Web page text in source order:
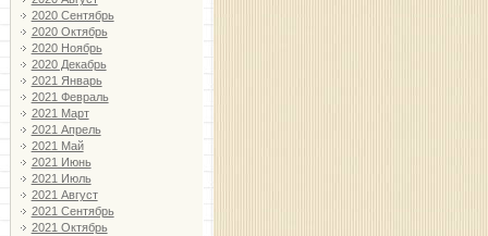
2020 Сентябрь
2020 Октябрь
2020 Ноябрь
2020 Декабрь
2021 Январь
2021 Февраль
2021 Март
2021 Апрель
2021 Май
2021 Июнь
2021 Июль
2021 Август
2021 Сентябрь
2021 Октябрь